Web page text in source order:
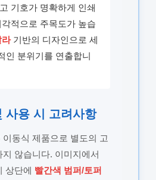
기호가 명확하게 인쇄
적으로 주목도가 높습
라기반의 디자인으로 세
인 분위기를 연출합니
사용 시 고려사항
동식 제품으로 별도의 고
않습니다. 이미지에서
상단에 빨간색 범퍼/토퍼